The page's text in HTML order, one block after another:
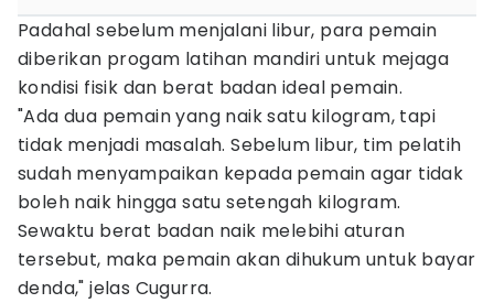
Padahal sebelum menjalani libur, para pemain
diberikan progam latihan mandiri untuk mejaga
kondisi fisik dan berat badan ideal pemain.
"Ada dua pemain yang naik satu kilogram, tapi
tidak menjadi masalah. Sebelum libur, tim pelatih
sudah menyampaikan kepada pemain agar tidak
boleh naik hingga satu setengah kilogram.
Sewaktu berat badan naik melebihi aturan
tersebut, maka pemain akan dihukum untuk bayar
denda," jelas Cugurra.